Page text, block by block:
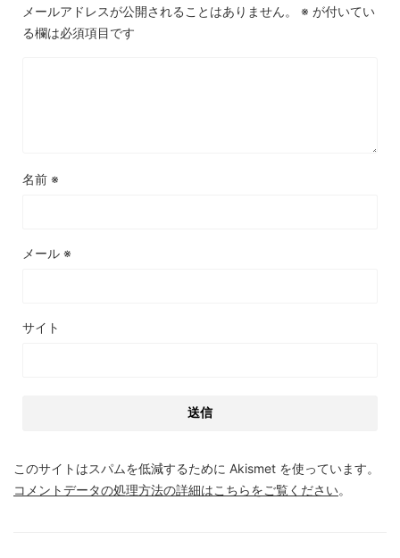
メールアドレスが公開されることはありません。 ※ が付いてい
る欄は必須項目です
名前 ※
メール ※
サイト
このサイトはスパムを低減するために Akismet を使っています。
コメントデータの処理方法の詳細はこちらをご覧ください。